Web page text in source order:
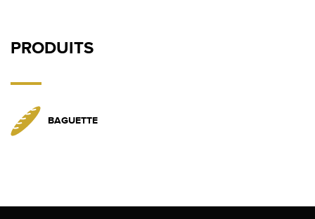
PRODUITS
BAGUETTE